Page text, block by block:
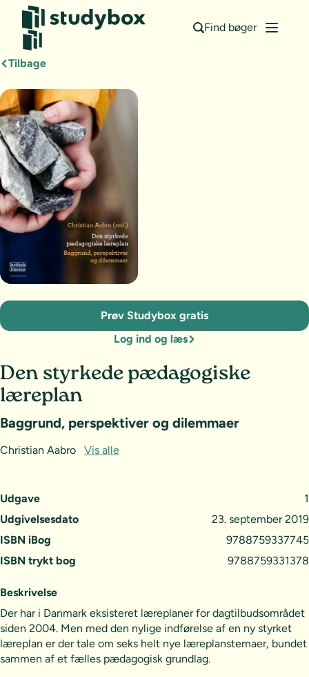
Find bøger
Tilbage
Udgave
1
Udgivelsesdato
23. september 2019
ISBN iBog
9788759337745
ISBN trykt bog
9788759331378
Den styrkede pædagogiske
læreplan
Baggrund, perspektiver og dilemmaer
Christian Aabro Vis alle
Prøv Studybox gratis
Log ind og læs
Beskrivelse
Der har i Danmark eksisteret læreplaner for dagtilbudsområdet
siden 2004. Men med den nylige indførelse af en ny styrket
læreplan er der tale om seks helt nye læreplanstemaer, bundet
sammen af et fælles pædagogisk grundlag.